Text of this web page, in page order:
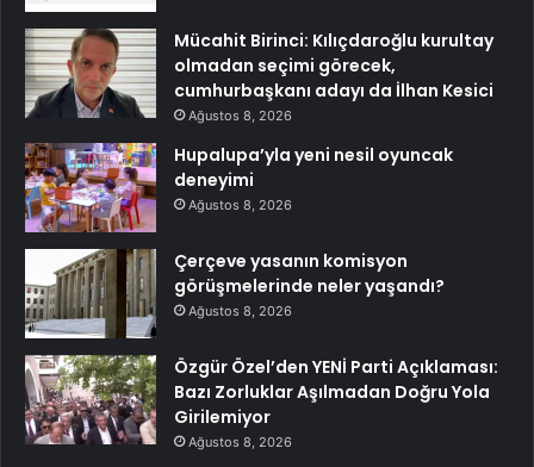
Mücahit Birinci: Kılıçdaroğlu kurultay
olmadan seçimi görecek,
cumhurbaşkanı adayı da İlhan Kesici
Ağustos 8, 2026
Hupalupa’yla yeni nesil oyuncak
deneyimi
Ağustos 8, 2026
Çerçeve yasanın komisyon
görüşmelerinde neler yaşandı?
Ağustos 8, 2026
Özgür Özel’den YENİ Parti Açıklaması:
Bazı Zorluklar Aşılmadan Doğru Yola
Girilemiyor
Ağustos 8, 2026